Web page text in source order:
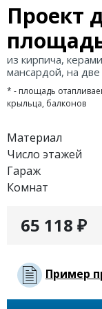
Проект
из кирпича,
мансардой, на
* - площадь
крыльца, балконов
Материал
Число этажей
Гараж
Комнат
65 118 ₽
Пример